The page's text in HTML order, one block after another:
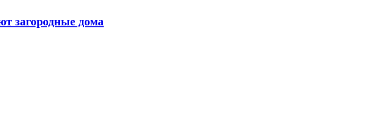
загородные дома